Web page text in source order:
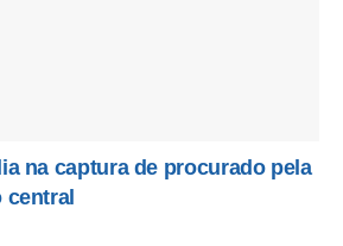
na captura de procurado pela
central